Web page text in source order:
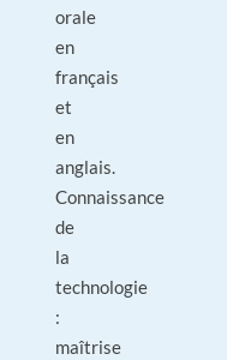
orale
en
français
et
en
anglais.
Connaissance
de
la
technologie
:
maîtrise